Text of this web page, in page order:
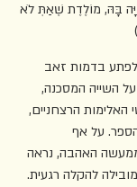
בָּהּ, מוֹלֶדֶת שֶׁאַתְּ לֹא
בדמות זאב
השייה המסכנה,
הרצחניים,
על אף
האהבה, נראה
להקלה רגעית.